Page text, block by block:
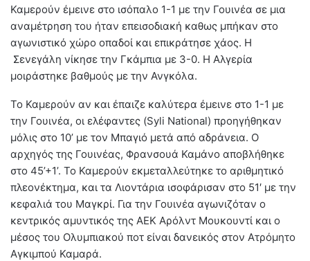
Καμερούν έμεινε στο ισόπαλο 1-1 με την Γουινέα σε μια
αναμέτρηση του ήταν επεισοδιακή καθως μπήκαν στο
αγωνιστικό χώρο οπαδοί και επικράτησε χάος. Η
Σενεγάλη νίκησε την Γκάμπια με 3-0. Η Αλγερία
μοιράστηκε βαθμούς με την Ανγκόλα.
Το Καμερούν αν και έπαιζε καλύτερα έμεινε στο 1-1 με
την Γουινέα, οι ελέφαντες (Syli National) προηγήθηκαν
μόλις στο 10’ με τον Μπαγιό μετά από αδράνεια. Ο
αρχηγός της Γουινέας, Φρανσουά Καμάνο αποβλήθηκε
στο 45’+1’. Το Καμερούν εκμεταλλεύτηκε το αριθμητικό
πλεονέκτημα, και τα Λιοντάρια ισοφάρισαν στο 51′ με την
κεφαλιά του Μαγκρί. Για την Γουινέα αγωνιζόταν ο
κεντρικός αμυντικός της ΑΕΚ Αρόλντ Μουκουντί και ο
μέσος του Ολυμπιακού ποτ είναι δανεικός στον Ατρόμητο
Αγκιμπού Καμαρά.